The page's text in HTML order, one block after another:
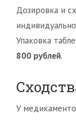
Дозировка и
Упаковка
800 рублей.
У